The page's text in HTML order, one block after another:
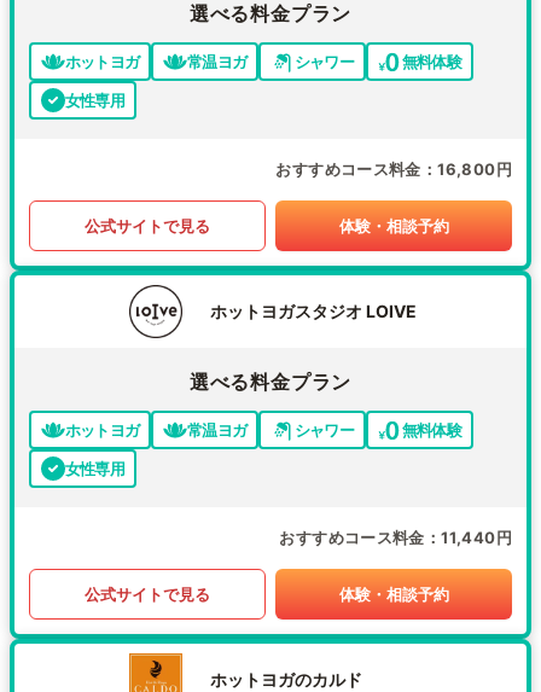
選べる料金プラン
ホットヨガ 常温ヨガ シャワー
無料体験
女性専用
おすすめコース料金 16,800円
公式サイトで見る 体験・相談予約
ホットヨガスタジオ LOIVE
選べる料金プラン
ホットヨガ 常温ヨガ シャワー
無料体験
女性専用
おすすめコース料金 11,440円
公式サイトで見る 体験・相談予約
ホットヨガのカルド